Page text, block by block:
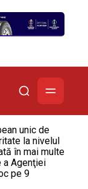
unic de
la nivelul
în mai multe
a Agenţiei
pe 9